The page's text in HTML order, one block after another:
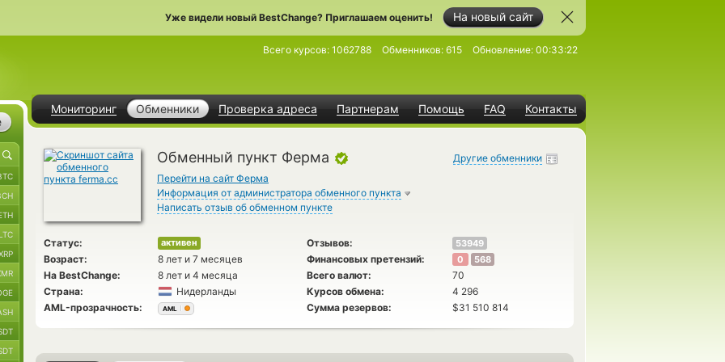
На новый сайт
Уже видели новый BestChange? Приглашаем оценить!
Мониторинг Обменники Проверка адреса Партнерам Помощь FAQ Контакты
Всего курсов: 1062788 Обменников: 615 Обновление: 00:33:22
Обменный пункт Ферма
Перейти на сайт Ферма
Информация от администратора обменного пункта
Написать отзыв об обменном пункте
Другие обменники
Статус: активен Отзывов: 53949
Возраст: 8 лет и 7 месяцев Финансовых претензий: 0 568
На BestChange: 8 лет и 4 месяца Всего валют:
70
Страна:
Нидерланды Курсов обмена:
4 296
AML-прозрачность:
AML Сумма резервов: $31 510 814